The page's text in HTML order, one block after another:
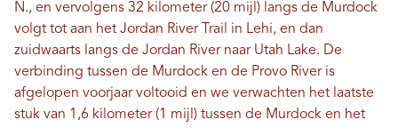
N., en vervolgens 32 kilometer (20 mijl) langs de Murdock
volgt tot aan het Jordan River Trail in Lehi, en dan
zuidwaarts langs de Jordan River naar Utah Lake. De
verbinding tussen de Murdock en de Provo River is
afgelopen voorjaar voltooid en we verwachten het laatste
stuk van 1,6 kilometer (1 mijl) tussen de Murdock en het